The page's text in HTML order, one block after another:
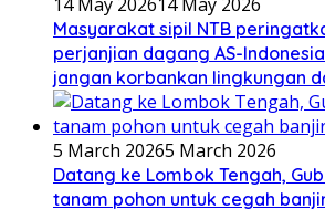
Masyarakat sipil NTB
perjanjian dagang AS-
jangan korbankan lingkungan
5 March 20265 March 2026
Datang ke Lombok Tengah,
tanam pohon untuk cegah